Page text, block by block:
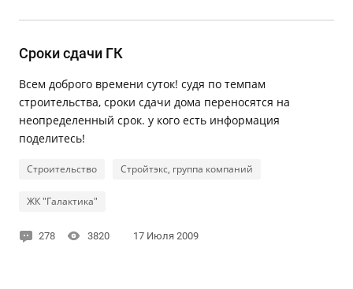
Сроки сдачи ГК
Всем доброго времени суток! судя по темпам
строительства, сроки сдачи дома переносятся на
неопределенный срок. у кого есть информация
поделитесь!
Строительство Стройтэкс, группа компаний
ЖК "Галактика"
278 3820 17 Июля 2009